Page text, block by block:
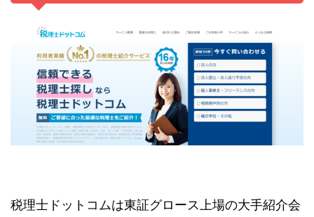
税理士ドットコムは東証グロース上場の大手紹介会